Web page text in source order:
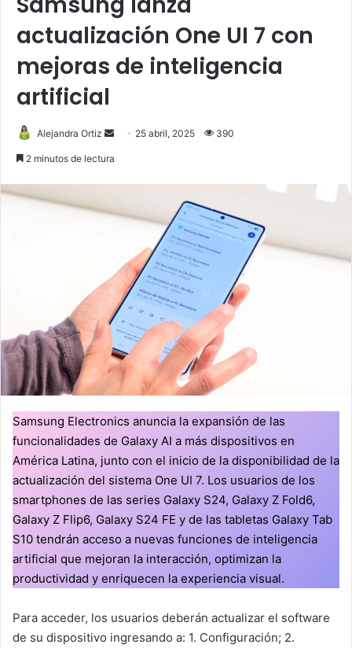
actualización One UI 7 con
mejoras de inteligencia
artificial
Alejandra Ortiz
Send 25 abril, 2025 390
2 minutos de lectura
Samsung Electronics anuncia la expansión de las
funcionalidades de Galaxy AI a más dispositivos en
América Latina, junto con el inicio de la disponibilidad de la
actualización del sistema One UI 7. Los usuarios de los
smartphones de las series Galaxy S24, Galaxy Z Fold6,
Galaxy Z Flip6, Galaxy S24 FE y de las tabletas Galaxy Tab
S10 tendrán acceso a nuevas funciones de inteligencia
artificial que mejoran la interacción, optimizan la
productividad y enriquecen la experiencia visual.
Para acceder, los usuarios deberán actualizar el software
de su dispositivo ingresando a: 1. Configuración; 2.